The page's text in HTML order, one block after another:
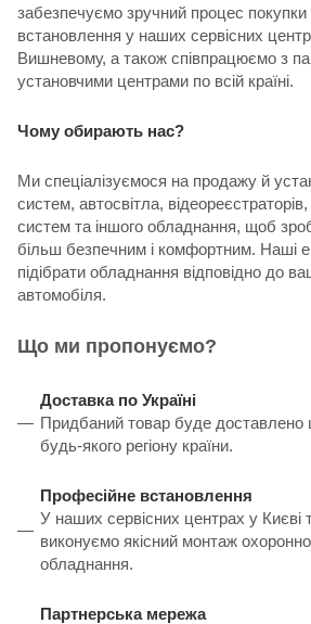
забезпечуємо зручний процес покупки
встановлення у наших сервісних
Вишневому, а також співпрацюємо з
установчими центрами по всій країні.
Чому обирають нас?
Ми спеціалізуємося на продажу й
систем, автосвітла,
систем та іншого обладнання, щоб
більш безпечним і комфортним. Наші
підібрати обладнання відповідно до
автомобіля.
Що ми пропонуємо?
Доставка по Україні
Придбаний товар буде доставлено
будь-якого регіону країни.
Професійне встановлення
У наших сервісних центрах у
виконуємо якісний монтаж
обладнання.
Партнерська мережа